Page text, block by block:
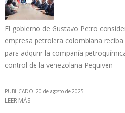
El gobierno de Gustavo Petro
empresa petrolera colombiana reciba
para adqurir la compañía
control de la venezolana Pequiven
PUBLICADO: 20 de agosto de 2025
LEER MÁS